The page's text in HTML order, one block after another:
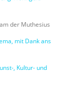
der Muthesius
mit Dank ans
, Kultur- und